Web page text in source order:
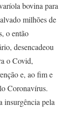
bovina para
milhões de
o então
desencadeou
o Covid,
e, ao fim e
Coronavírus.
insurgência pela